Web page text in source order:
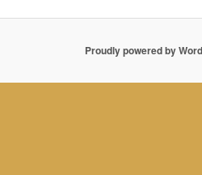
Proudly powered by